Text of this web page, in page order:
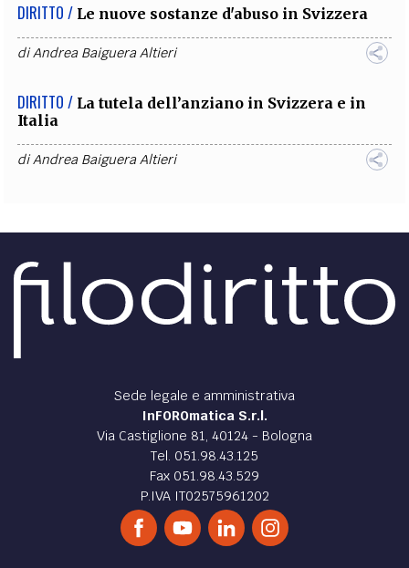
DIRITTO / Le nuove sostanze d'abuso in Svizzera
diAndrea Baiguera Altieri
DIRITTO / La tutela dell’anziano in Svizzera e in
Italia
diAndrea Baiguera Altieri
Sede legale e amministrativa
InFOROmatica S.r.l.
Via Castiglione 81, 40124 - Bologna
Tel. 051.98.43.125
Fax 051.98.43.529
P.IVA IT02575961202